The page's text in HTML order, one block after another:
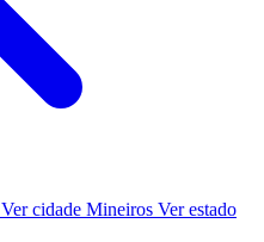
Ver cidade Mineiros Ver estado